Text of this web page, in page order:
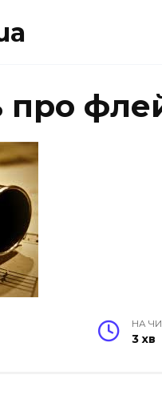
про
НА
3 хв